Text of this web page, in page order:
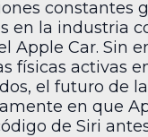
constantes
en la industria
Apple Car. Sin
físicas activas
el futuro de
en que
de Siri